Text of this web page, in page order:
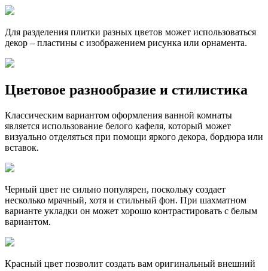
Для разделения плитки разных цветов может использоваться
декор – пластины с изображением рисунка или орнамента.
Цветовое разнообразие и стилистика
Классическим вариантом оформления ванной комнаты
является использование белого кафеля, который может
визуально отделяться при помощи яркого декора, бордюра или
вставок.
Черный цвет не сильно популярен, поскольку создает
несколько мрачный, хотя и стильный фон. При шахматном
варианте укладки он может хорошо контрастировать с белым
вариантом.
Красный цвет позволит создать вам оригинальный внешний